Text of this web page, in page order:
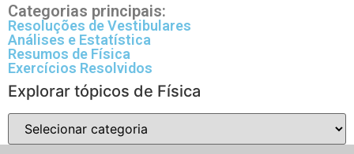
Categorias principais:
Resoluções de Vestibulares
Análises e Estatística
Resumos de Física
Exercícios Resolvidos
Explorar tópicos de Física